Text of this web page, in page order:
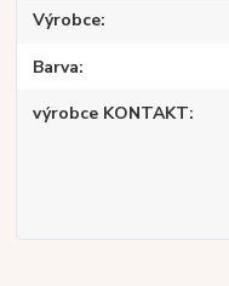
Výrobce
Barva
výrobce KONTAKT